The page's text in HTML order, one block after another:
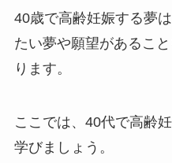
40歳で高齢妊娠する夢
たい夢や願望があるこ
ります。
ここでは、40代で高齢
学びましょう。